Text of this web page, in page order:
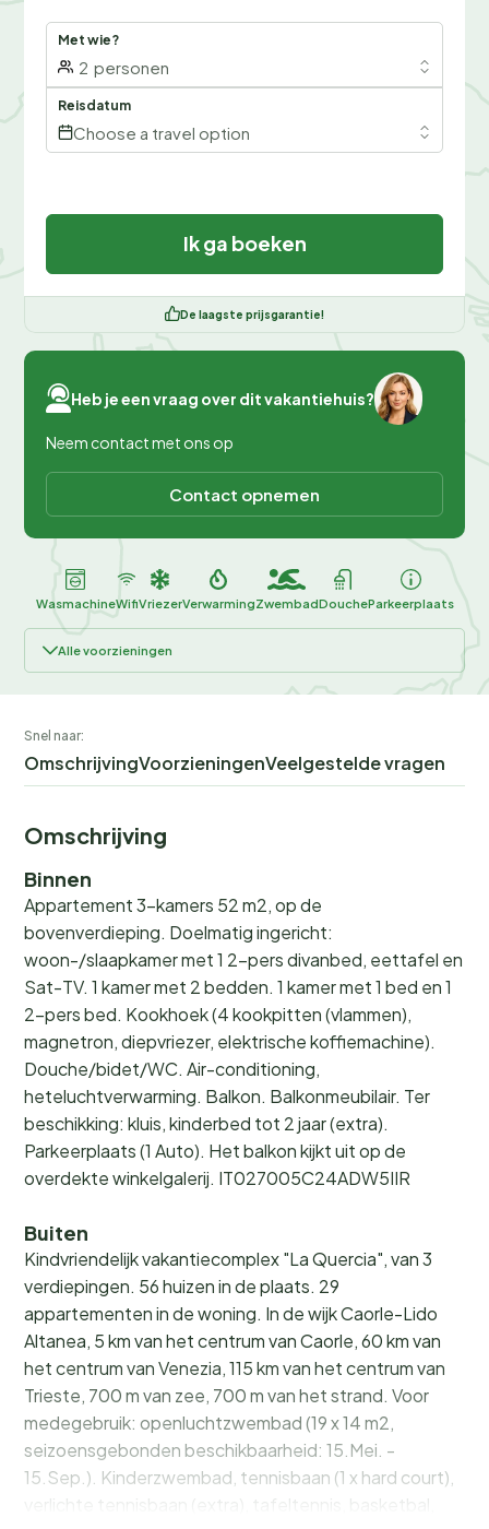
Met wie?
2 personen
Reisdatum
Choose a travel option
Ik ga boeken
De laagste prijsgarantie!
Heb je een vraag over dit vakantiehuis?
Neem contact met ons op
Contact opnemen
WasmachineWifiVriezerVerwarmingZwembadDoucheParkeerplaats
Alle voorzieningen
Snel naar:
OmschrijvingVoorzieningenVeelgestelde vragen
Omschrijving
Binnen
Appartement 3-kamers 52 m2, op de
bovenverdieping. Doelmatig ingericht:
woon-/slaapkamer met 1 2-pers divanbed, eettafel en
Sat-TV. 1 kamer met 2 bedden. 1 kamer met 1 bed en 1
2-pers bed. Kookhoek (4 kookpitten (vlammen),
magnetron, diepvriezer, elektrische koffiemachine).
Douche/bidet/WC. Air-conditioning,
heteluchtverwarming. Balkon. Balkonmeubilair. Ter
beschikking: kluis, kinderbed tot 2 jaar (extra).
Parkeerplaats (1 Auto). Het balkon kijkt uit op de
overdekte winkelgalerij. IT027005C24ADW5IIR
Buiten
Kindvriendelijk vakantiecomplex "La Quercia", van 3
verdiepingen. 56 huizen in de plaats. 29
appartementen in de woning. In de wijk Caorle-Lido
Altanea, 5 km van het centrum van Caorle, 60 km van
het centrum van Venezia, 115 km van het centrum van
Trieste, 700 m van zee, 700 m van het strand. Voor
medegebruik: openluchtzwembad (19 x 14 m2,
seizoensgebonden beschikbaarheid: 15.Mei. -
15.Sep.). Kinderzwembad, tennisbaan (1 x hard court),
verlichte tennisbaan (extra), tafeltennis, basketbal,